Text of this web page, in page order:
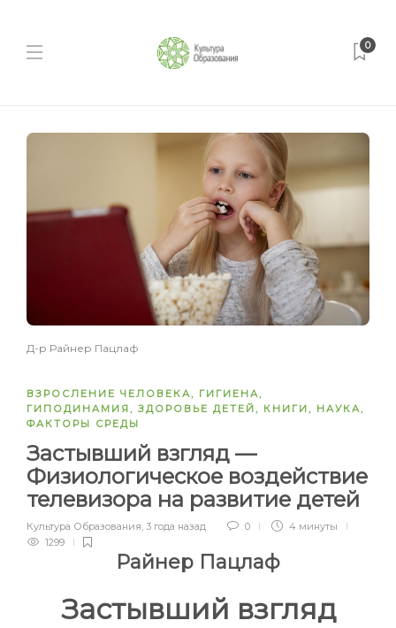
0
Д-р Райнер Пацлаф
ВЗРОСЛЕНИЕ ЧЕЛОВЕКА, ГИГИЕНА,
ГИПОДИНАМИЯ, ЗДОРОВЬЕ ДЕТЕЙ, КНИГИ, НАУКА,
ФАКТОРЫ СРЕДЫ
Застывший взгляд —
Физиологическое воздействие
телевизора на развитие детей
Культура Образования, 3 года назад 0
4 минуты
1299
Райнер Пацлаф
Застывший взгляд